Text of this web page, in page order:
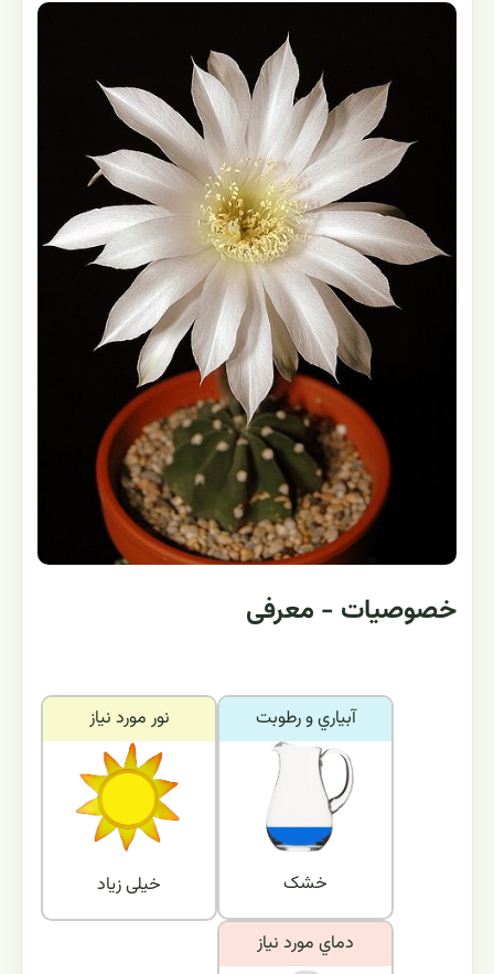
خصوصیات - معرفی
نور مورد نياز
خیلی زیاد
آبياري و رطوبت
خشک
دماي مورد نياز